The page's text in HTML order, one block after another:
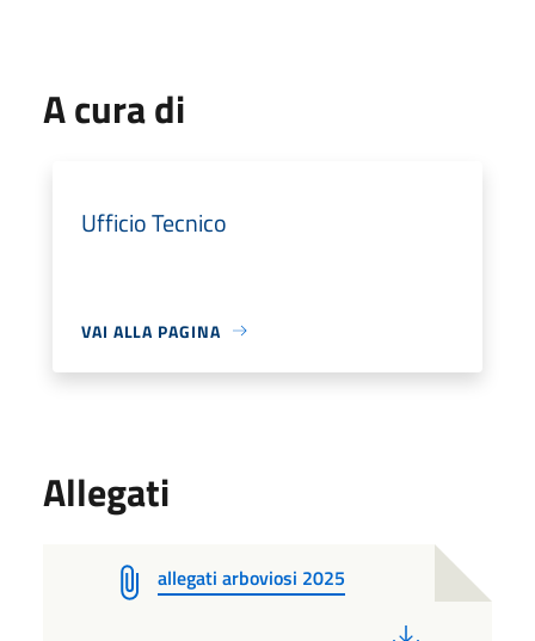
A cura di
Ufficio Tecnico
VAI ALLA PAGINA
Allegati
allegati arboviosi 2025